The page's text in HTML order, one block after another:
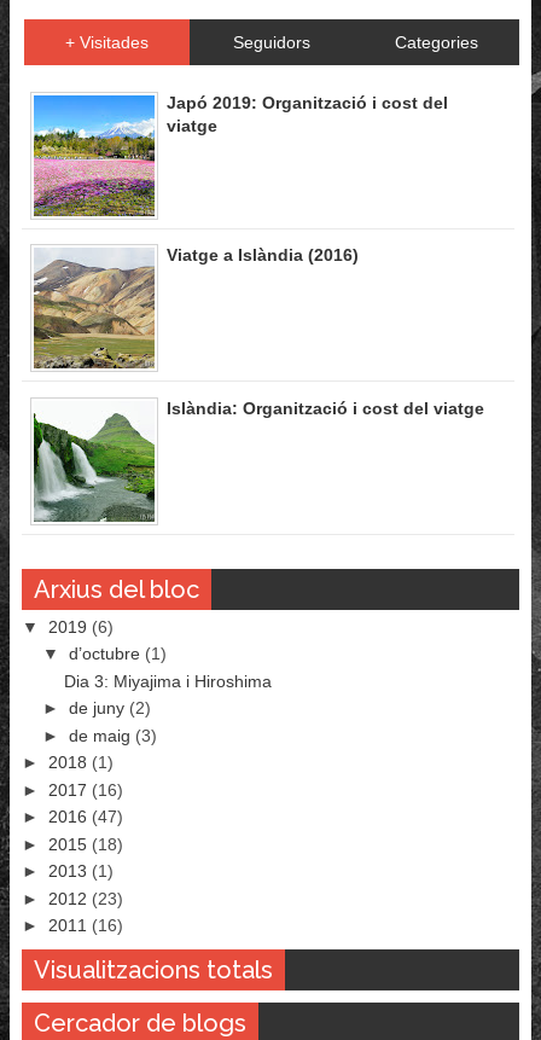
+ Visitades Seguidors Categories
Japó 2019: Organització i cost del
viatge
Viatge a Islàndia (2016)
Islàndia: Organització i cost del viatge
Arxius del bloc
▼ 2019 (6)
▼ d’octubre (1)
Dia 3: Miyajima i Hiroshima
► de juny (2)
► de maig (3)
► 2018 (1)
► 2017 (16)
► 2016 (47)
► 2015 (18)
► 2013 (1)
► 2012 (23)
► 2011 (16)
Visualitzacions totals
Cercador de blogs